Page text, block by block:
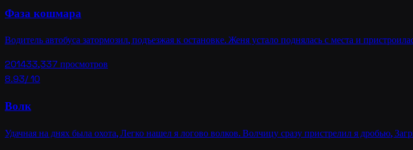
Фаза кошмара
Водитель автобуса затормозил, подъезжая к остановке. Женя устало поднялась с места и
201433,337 просмотров
8.93/ 10
Волк
Удачная на днях была охота, Легко нашел я логово волков. Волчицу сразу пристрелил я дробью,